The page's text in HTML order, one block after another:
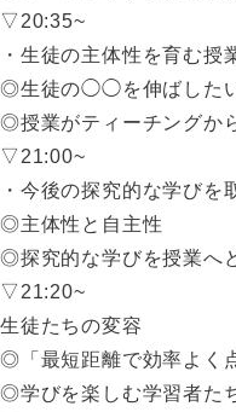
▽20:35~
・生徒の主体性を育む授
◎生徒の◯◯を伸ばした
◎授業がティーチングか
▽21:00~
・今後の探究的な学びを
◎主体性と自主性
◎探究的な学びを授業へ
▽21:20~
生徒たちの変容
◎「最短距離で効率よく
◎学びを楽しむ学習者た